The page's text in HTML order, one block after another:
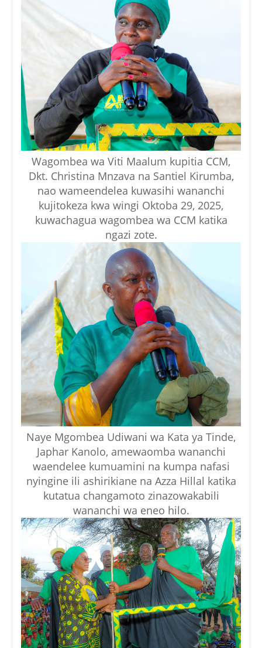
Wagombea wa Viti Maalum kupitia CCM,
Dkt. Christina Mnzava na Santiel Kirumba,
nao wameendelea kuwasihi wananchi
kujitokeza kwa wingi Oktoba 29, 2025,
kuwachagua wagombea wa CCM katika
ngazi zote.
Naye Mgombea Udiwani wa Kata ya Tinde,
Japhar Kanolo, amewaomba wananchi
waendelee kumuamini na kumpa nafasi
nyingine ili ashirikiane na Azza Hillal katika
kutatua changamoto zinazowakabili
wananchi wa eneo hilo.